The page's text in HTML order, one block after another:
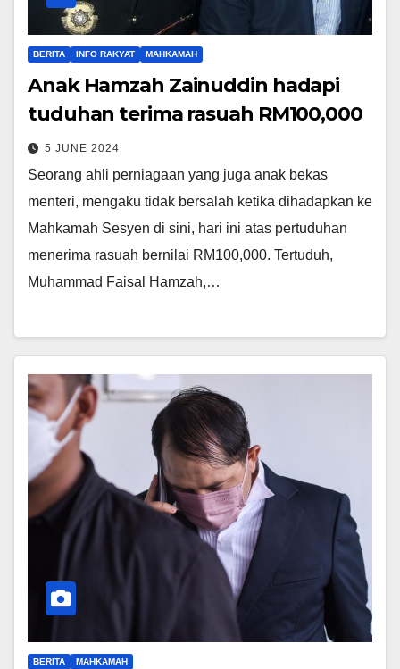
BERITA INFO RAKYAT MAHKAMAH
Anak Hamzah Zainuddin hadapi
tuduhan terima rasuah RM100,000
5 JUNE 2024
Seorang ahli perniagaan yang juga anak bekas
menteri, mengaku tidak bersalah ketika dihadapkan ke
Mahkamah Sesyen di sini, hari ini atas pertuduhan
menerima rasuah bernilai RM100,000. Tertuduh,
Muhammad Faisal Hamzah,…
BERITA MAHKAMAH